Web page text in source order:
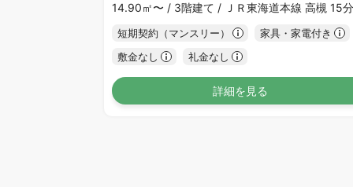
14.90㎡〜 / 3階建て / ＪＲ東海道本線 高槻 15分
短期契約（マンスリー）
家具・家電付き
敷金なし
礼金なし
詳細を見る